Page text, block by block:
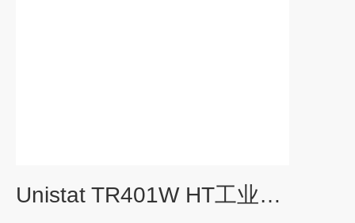
Unistat TR401W HT工业生产温控循环器